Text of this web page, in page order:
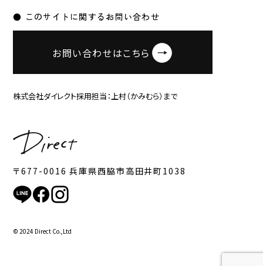
〒677-0016 兵庫県西脇市高田井町1038
● このサイトに関するお問い合わせ
お問い合わせはこちら
株式会社ダイレクト採用担当：上村（かみむら）まで
© 2024 Direct Co.,Ltd